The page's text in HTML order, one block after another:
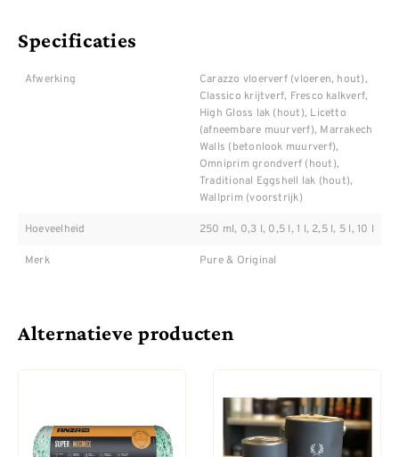
Specificaties
Afwerking
Carazzo vloerverf (vloeren, hout),
Classico krijtverf, Fresco kalkverf,
High Gloss lak (hout), Licetto
(afneembare muurverf), Marrakech
Walls (betonlook muurverf),
Omniprim grondverf (hout),
Traditional Eggshell lak (hout),
Wallprim (voorstrijk)
Hoeveelheid 250 ml, 0,3 l, 0,5 l, 1 l, 2,5 l, 5 l, 10 l
Merk Pure & Original
Alternatieve producten